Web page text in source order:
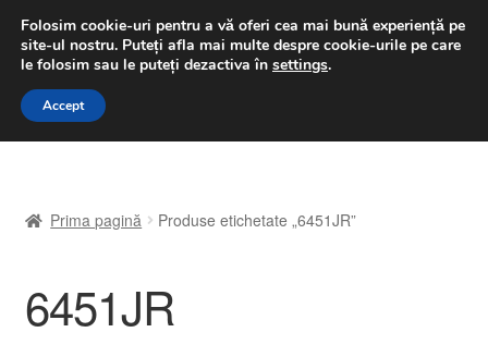
LIVRARE de la 33 lei
luni-vineri 9 a.m. - 4 p.m.031 229 6816
Sari
Sari
A lua legatura
Contul meu
Prima pagină Produse etichetate „6451JR”
6451JR
Folosim cookie-uri pentru a vă oferi cea mai bună experiență pe
site-ul nostru. Puteți afla mai multe despre cookie-urile pe care
le folosim sau le puteți dezactiva în settings.
Accept